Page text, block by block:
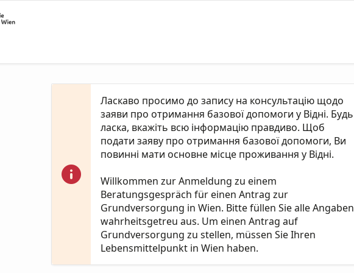
Ласкаво просимо до запису на консультацію щодо
заяви про отримання базової допомоги у Відні. Будь
ласка, вкажіть всю інформацію правдиво. Щоб
подати заяву про отримання базової допомоги, Ви
повинні мати основне місце проживання у Відні.
Willkommen zur Anmeldung zu einem
Beratungsgespräch für einen Antrag zur
Grundversorgung in Wien. Bitte füllen Sie alle Angaben
wahrheitsgetreu aus. Um einen Antrag auf
Grundversorgung zu stellen, müssen Sie Ihren
Lebensmittelpunkt in Wien haben.